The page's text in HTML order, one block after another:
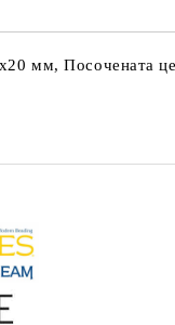
мм, Посочената